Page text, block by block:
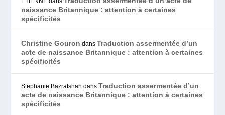
ETIENNE dans
naissance Britannique : attention à certaines
spécificités
Christine Gouron dansTraduction assermentée d’un
acte de naissance Britannique : attention à certaines
spécificités
Stephanie Bazrafshan dansTraduction assermentée d’un
acte de naissance Britannique : attention à certaines
spécificités